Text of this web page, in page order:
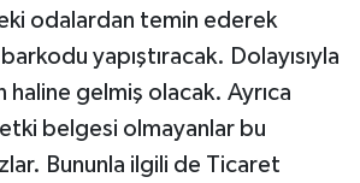
odalardan temin ederek
yapıştıracak. Dolayısıyla
haline gelmiş olacak. Ayrıca
belgesi olmayanlar bu
Bununla ilgili de Ticaret